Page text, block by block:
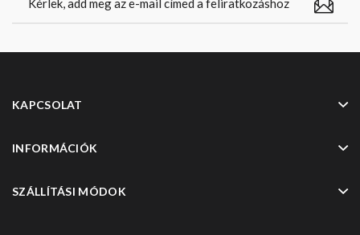
KAPCSOLAT
INFORMÁCIÓK
SZÁLLÍTÁSI MÓDOK